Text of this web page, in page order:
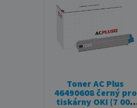
Toner AC Plus
46490608 černý pro
tiskárny OKI (7 000